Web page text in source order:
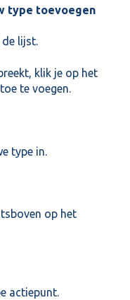
type toevoegen
de lijst.
klik je op het
te voegen.
type in.
op het
actiepunt.